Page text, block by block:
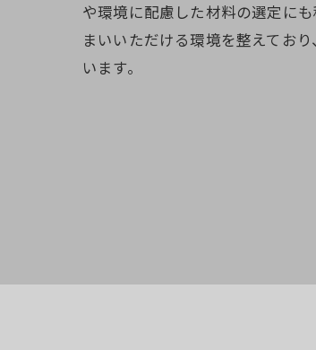
や環境に配慮した材料の選定に
まいいただける環境を整えてお
います。